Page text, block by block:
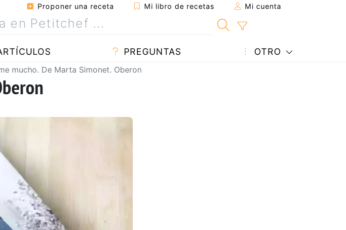
Proponer una receta Mi libro de recetas Mi cuenta
PREGUNTAS OTRO
mucho. De Marta Simonet. Oberon